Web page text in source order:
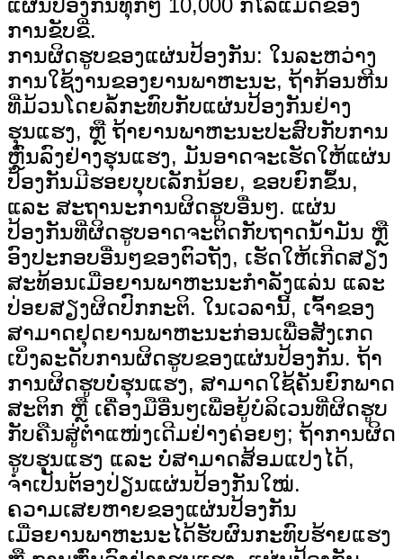
ແຜ່ນປ້ອງກັນທຸກໆ 10,000 ກິໂລແມັດຂອງ
ການຂັບຂີ່.
ການຜິດຮູບຂອງແຜ່ນປ້ອງກັນ: ໃນລະຫວ່າງ
ການໃຊ້ງານຂອງຍານພາຫະນະ, ຖ້າກ້ອນຫີນ
ທີ່ມ້ວນໂດຍລໍ້ກະທົບກັບແຜ່ນປ້ອງກັນຢ່າງ
ຮຸນແຮງ, ຫຼື ຖ້າຍານພາຫະນະປະສົບກັບການ
ຫຼົ່ນລົງຢ່າງຮຸນແຮງ, ມັນອາດຈະເຮັດໃຫ້ແຜ່ນ
ປ້ອງກັນມີຮອຍບຸບເລັກນ້ອຍ, ຂອບຍົກຂຶ້ນ,
ແລະ ສະຖານະການຜິດຮູບອື່ນໆ. ແຜ່ນ
ປ້ອງກັນທີ່ຜິດຮູບອາດຈະຕິດກັບຖາດນ້ຳມັນ ຫຼື
ອົງປະກອບອື່ນໆຂອງຕົວຖັງ, ເຮັດໃຫ້ເກີດສຽງ
ສະທ້ອນເມື່ອຍານພາຫະນະກຳລັງແລ່ນ ແລະ
ປ່ອຍສຽງຜິດປົກກະຕິ. ໃນເວລານີ້, ເຈົ້າຂອງ
ສາມາດຢຸດຍານພາຫະນະກ່ອນເພື່ອສັງເກດ
ເບິ່ງລະດັບການຜິດຮູບຂອງແຜ່ນປ້ອງກັນ. ຖ້າ
ການຜິດຮູບບໍ່ຮຸນແຮງ, ສາມາດໃຊ້ຄັນຍົກພາດ
ສະຕິກ ຫຼື ເຄື່ອງມືອື່ນໆເພື່ອຍູ້ບໍລິເວນທີ່ຜິດຮູບ
ກັບຄືນສູ່ຕຳແໜ່ງເດີມຢ່າງຄ່ອຍໆ; ຖ້າການຜິດ
ຮູບຮຸນແຮງ ແລະ ບໍ່ສາມາດສ້ອມແປງໄດ້,
ຈຳເປັນຕ້ອງປ່ຽນແຜ່ນປ້ອງກັນໃໝ່.
ຄວາມເສຍຫາຍຂອງແຜ່ນປ້ອງກັນ
ເມື່ອຍານພາຫະນະໄດ້ຮັບຜົນກະທົບຮ້າຍແຮງ